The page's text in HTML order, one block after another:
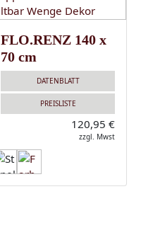
FLO.RENZ 140 x
70 cm
DATENBLATT
PREISLISTE
120,95 €
zzgl. Mwst